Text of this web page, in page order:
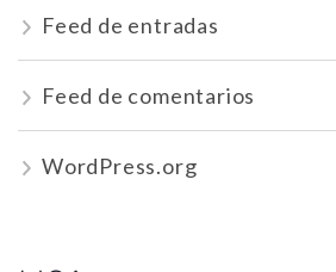
Feed de entradas
Feed de comentarios
WordPress.org